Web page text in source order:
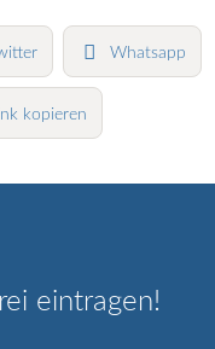
Whatsapp
kopieren
eintragen!